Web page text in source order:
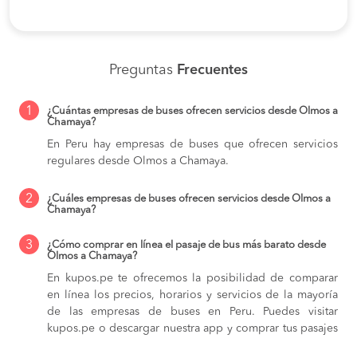
Preguntas Frecuentes
1
¿Cuántas empresas de buses ofrecen servicios desde Olmos a
Chamaya?
En Peru hay empresas de buses que ofrecen servicios
regulares desde Olmos a Chamaya.
2
¿Cuáles empresas de buses ofrecen servicios desde Olmos a
Chamaya?
3
¿Cómo comprar en línea el pasaje de bus más barato desde
Olmos a Chamaya?
En kupos.pe te ofrecemos la posibilidad de comparar
en línea los precios, horarios y servicios de la mayoría
de las empresas de buses en Peru. Puedes visitar
kupos.pe o descargar nuestra app y comprar tus pasajes